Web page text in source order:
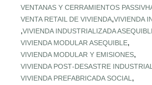
VENTANAS Y CERRAMIENTOS
VENTA RETAIL DE VIVIENDA,VIVIENDA
,VIVIENDA INDUSTRIALIZADA
VIVIENDA MODULAR ASEQUIBLE,
VIVIENDA MODULAR Y EMISIONES,
VIVIENDA POST‑DESASTRE
VIVIENDA PREFABRICADA SOCIAL ,